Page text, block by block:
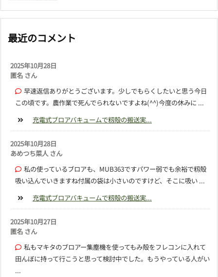
最近のコメント
2025年10月28日
匿名 さん
早速返信ありがとうございます。少しでもらくしたいと思う今日
この頃です。農作業で死んでられないですよね(^^)今度の休みに ...
充電式ブロアバキュームで籾殻の搬送実...
2025年10月28日
あめつち菜人 さん
私の使っているブロアも、MUB363ですパワー弱でも余裕で籾殻
吸い込んでいきますね付属の袋は小さいのですけど、そこに吸い ...
充電式ブロアバキュームで籾殻の搬送実...
2025年10月27日
匿名 さん
私もマキタのブロアー集塵機を使ってもみ殻をフレコンに入れて
田んぼに持って行こうと思って検討中でした。もうやっている人がい
...